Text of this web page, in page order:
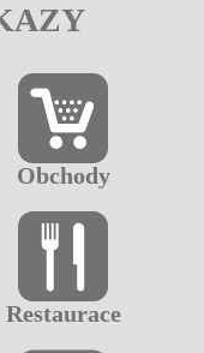
Obchody
Restaurace